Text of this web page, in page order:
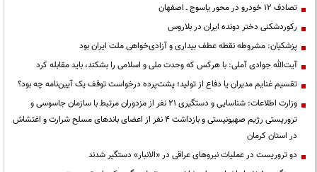
تصادف ۱۲ خودرو در محور یاسوج ـ اصفهان
رکوردشکنی دختر دونده ایران در بلاروس
پزشکیان: مشروطه نقطه عطف بیداری و آزادی‌خواهی ملت ایران بود
آیت‌الله جوادی آملی: با هرکس که وحدت ملی و اسلامی را بشکند، باید مقابله کرد
تقسیم غنایم مدیران یا دفاع از تولید؛ پشت‌پرده درخواست توقف یک آیین‌نامه چه بود؟
وزارت اطلاعات: شناسایی و دستگیری ۲۱ نفر از مزدوران مرتبط با سازمان جاسوسی و
تروریستی رژیم صهیونیستی و بازداشت ۴ نفر از اعضای باندهای مسلح شرارت و اغتشاش
در استان کرمان
دو تروریست در عملیات نیروهای عراقی در «الانبار» دستگیر شدند